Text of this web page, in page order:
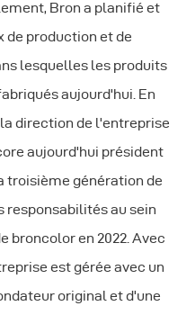
Bron a planifié et
de production et de
lesquelles les produits
aujourd'hui. En
direction de l'entreprise
aujourd'hui président
troisième génération de
responsabilités au sein
broncolor en 2022. Avec
est gérée avec un
original et d'une